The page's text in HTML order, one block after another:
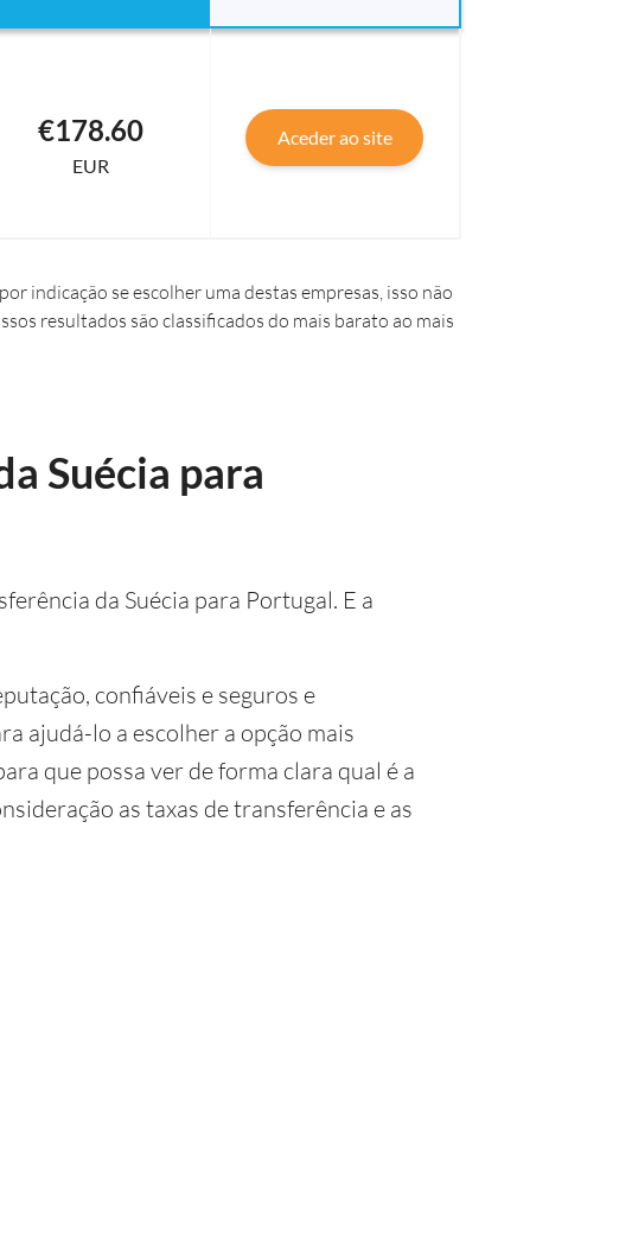
€178.60
EUR
Aceder ao site
indicação se escolher uma destas empresas, isso não
resultados são classificados do mais barato ao mais
Suécia para
da Suécia para Portugal. E a
confiáveis e seguros e
ajudá-lo a escolher a opção mais
que possa ver de forma clara qual é a
as taxas de transferência e as